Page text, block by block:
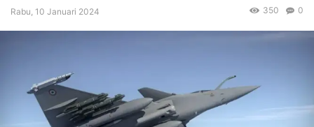
Rabu, 10 Januari 2024 0
350